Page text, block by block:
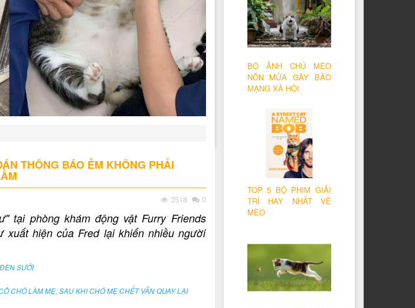
THÔNG BÁO ẺM KHÔNG PHẢI
3518 0
tại phòng khám động vật Furry Friends
xuất hiện của Fred lại khiến nhiều người
SƯỞI
CHÓ LÀM MẸ, SAU KHI CHÓ MẸ CHẾT VẪN QUAY LẠI
BỘ ẢNH CHÚ MÈO
NÔN MỬA GÂY BÃO
MẠNG XÃ HỘI
TOP 5 BỘ PHIM GIẢI
TRÍ HAY NHẤT VỀ
MÈO